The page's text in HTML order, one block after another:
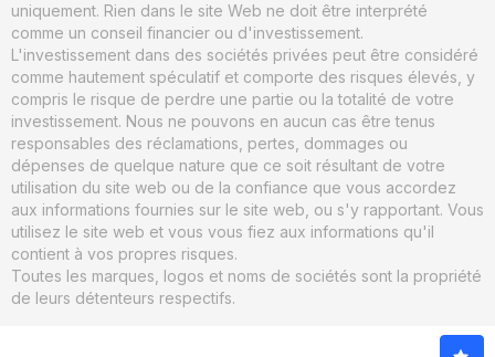
uniquement. Rien dans le site Web ne doit être interprété
comme un conseil financier ou d'investissement.
L'investissement dans des sociétés privées peut être considéré
comme hautement spéculatif et comporte des risques élevés, y
compris le risque de perdre une partie ou la totalité de votre
investissement. Nous ne pouvons en aucun cas être tenus
responsables des réclamations, pertes, dommages ou
dépenses de quelque nature que ce soit résultant de votre
utilisation du site web ou de la confiance que vous accordez
aux informations fournies sur le site web, ou s'y rapportant. Vous
utilisez le site web et vous vous fiez aux informations qu'il
contient à vos propres risques.
Toutes les marques, logos et noms de sociétés sont la propriété
de leurs détenteurs respectifs.